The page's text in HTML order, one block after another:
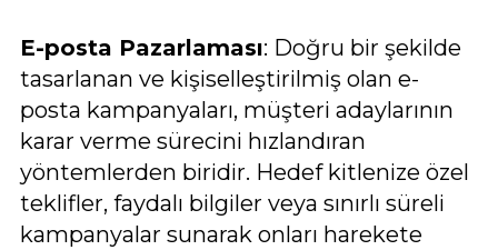
E-posta Pazarlaması: Doğru bir şekilde
tasarlanan ve kişiselleştirilmiş olan e-
posta kampanyaları, müşteri adaylarının
karar verme sürecini hızlandıran
yöntemlerden biridir. Hedef kitlenize özel
teklifler, faydalı bilgiler veya sınırlı süreli
kampanyalar sunarak onları harekete